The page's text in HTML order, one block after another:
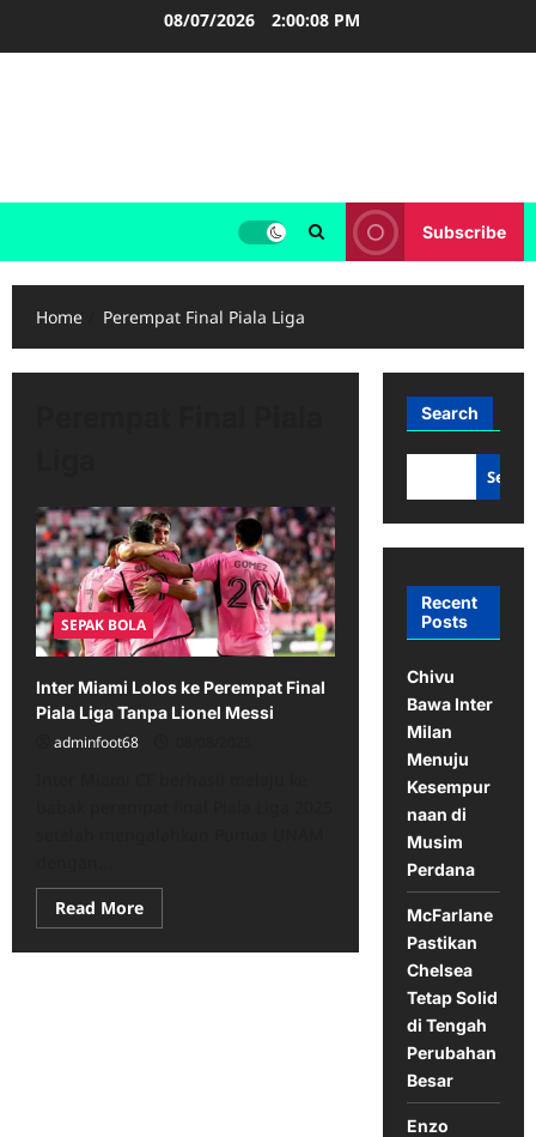
08/07/2026 2:00:08 PM
Subscribe
Home Perempat Final Piala Liga
SEPAK BOLA
Inter Miami Lolos ke Perempat Final
Piala Liga Tanpa Lionel Messi
adminfoot68
Read MoreRead
more
Inter
Search
Recent
Posts
Chivu
Bawa Inter
Milan
Menuju
Kesempur
naan di
Musim
Perdana
McFarlane
Pastikan
Chelsea
Tetap Solid
di Tengah
Perubahan
Besar
Enzo